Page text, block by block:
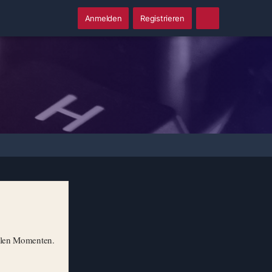
Anmelden Registrieren
Momenten.